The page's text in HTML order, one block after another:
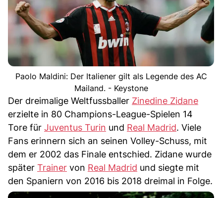
Paolo Maldini: Der Italiener gilt als Legende des AC
Mailand. - Keystone
Der dreimalige Weltfussballer Zinedine Zidane
erzielte in 80 Champions-League-Spielen 14
Tore für Juventus Turin und Real Madrid. Viele
Fans erinnern sich an seinen Volley-Schuss, mit
dem er 2002 das Finale entschied. Zidane wurde
später Trainer von Real Madrid und siegte mit
den Spaniern von 2016 bis 2018 dreimal in Folge.